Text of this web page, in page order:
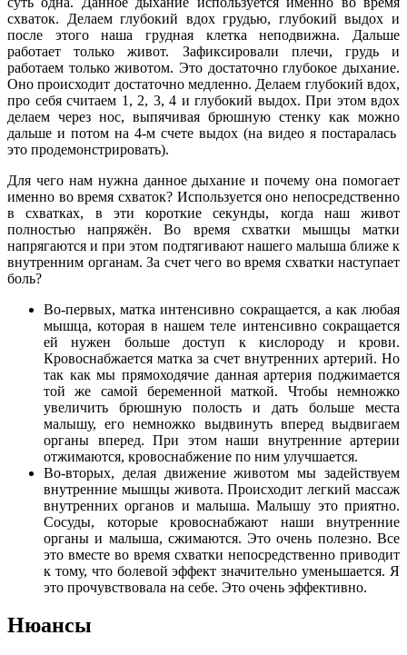
схваток. Делаем глубокий вдох грудью, глубокий выдох и
после этого наша грудная клетка неподвижна. Дальше
работает только живот. Зафиксировали плечи, грудь и
работаем только животом. Это достаточно глубокое дыхание.
Оно происходит достаточно медленно. Делаем глубокий вдох,
про себя считаем 1, 2, 3, 4 и глубокий выдох. При этом вдох
делаем через нос, выпячивая брюшную стенку как можно
дальше и потом на 4-м счете выдох (на видео я постаралась
это продемонстрировать).
Для чего нам нужна данное дыхание и почему она помогает
именно во время схваток? Используется оно непосредственно
в схватках, в эти короткие секунды, когда наш живот
полностью напряжён. Во время схватки мышцы матки
напрягаются и при этом подтягивают нашего малыша ближе к
внутренним органам. За счет чего во время схватки наступает
боль?
Во-первых, матка интенсивно сокращается, а как любая
мышца, которая в нашем теле интенсивно сокращается
ей нужен больше доступ к кислороду и крови.
Кровоснабжается матка за счет внутренних артерий. Но
так как мы прямоходячие данная артерия поджимается
той же самой беременной маткой. Чтобы немножко
увеличить брюшную полость и дать больше места
малышу, его немножко выдвинуть вперед выдвигаем
органы вперед. При этом наши внутренние артерии
отжимаются, кровоснабжение по ним улучшается.
Во-вторых, делая движение животом мы задействуем
внутренние мышцы живота. Происходит легкий массаж
внутренних органов и малыша. Малышу это приятно.
Сосуды, которые кровоснабжают наши внутренние
органы и малыша, сжимаются. Это очень полезно. Все
это вместе во время схватки непосредственно приводит
к тому, что болевой эффект значительно уменьшается. Я
это прочувствовала на себе. Это очень эффективно.
Нюансы